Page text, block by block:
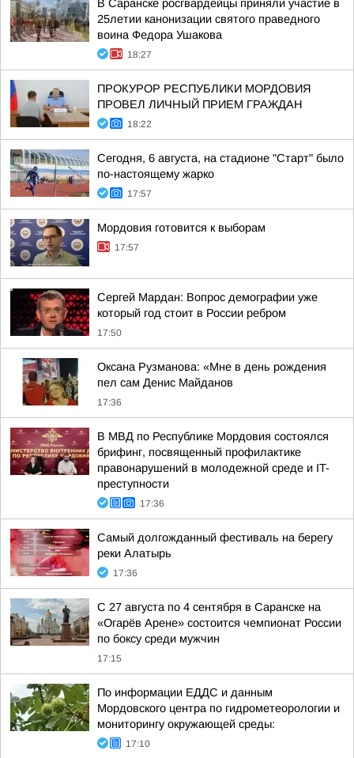
В Саранске росгвардейцы приняли участие в
25летии канонизации святого праведного
воина Федора Ушакова
18:27
ПРОКУРОР РЕСПУБЛИКИ МОРДОВИЯ
ПРОВЕЛ ЛИЧНЫЙ ПРИЕМ ГРАЖДАН
18:22
Сегодня, 6 августа, на стадионе "Старт" было
по-настоящему жарко
17:57
Мордовия готовится к выборам
17:57
Сергей Мардан: Вопрос демографии уже
который год стоит в России ребром
17:50
Оксана Рузманова: «Мне в день рождения
пел сам Денис Майданов
17:36
В МВД по Республике Мордовия состоялся
брифинг, посвященный профилактике
правонарушений в молодежной среде и IT-
преступности
17:36
Самый долгожданный фестиваль на берегу
реки Алатырь
17:36
С 27 августа по 4 сентября в Саранске на
«Огарёв Арене» состоится чемпионат России
по боксу среди мужчин
17:15
По информации ЕДДС и данным
Мордовского центра по гидрометеорологии и
мониторингу окружающей среды:
17:10